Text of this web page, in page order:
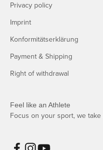
Privacy policy
Imprint
Konformitätserklärung
Payment & Shipping
Right of withdrawal
Feel like an Athlete
Focus on your sport, we